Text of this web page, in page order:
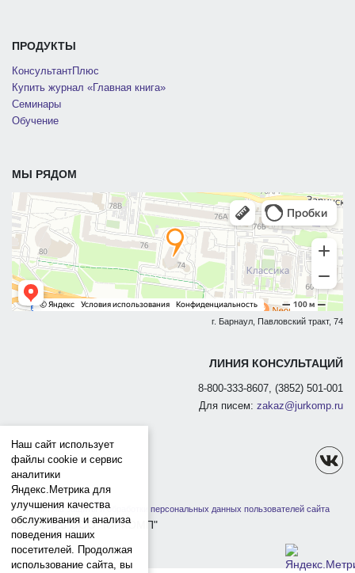
ПРОДУКТЫ
КонсультантПлюс
Купить журнал «Главная книга»
Семинары
Обучение
МЫ РЯДОМ
г. Барнаул, Павловский тракт, 74
ЛИНИЯ КОНСУЛЬТАЦИЙ
8-800-333-8607, (3852) 501-001
Для писем: zakaz@jurkomp.ru
Политика защиты и обработки персональных данных пользователей сайта
1991-2026 ООО "ЮРКОМП"
Наш сайт использует
файлы cookie и сервис
аналитики
Яндекс.Метрика для
улучшения качества
обслуживания и анализа
поведения наших
посетителей. Продолжая
использование сайта, вы